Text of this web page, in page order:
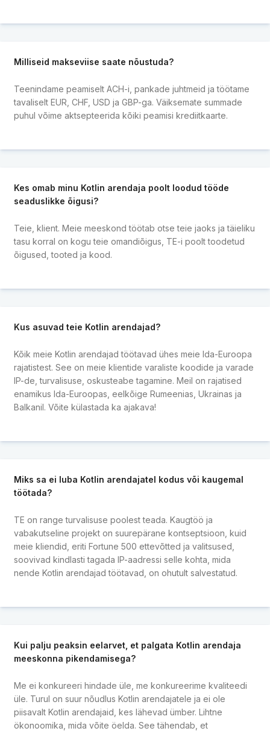
Milliseid makseviise saate nõustuda?
Teenindame peamiselt ACH-i, pankade juhtmeid ja töötame
tavaliselt EUR, CHF, USD ja GBP-ga. Väiksemate summade
puhul võime aktsepteerida kõiki peamisi krediitkaarte.
Kes omab minu Kotlin arendaja poolt loodud tööde
seaduslikke õigusi?
Teie, klient. Meie meeskond töötab otse teie jaoks ja täieliku
tasu korral on kogu teie omandiõigus, TE-i poolt toodetud
õigused, tooted ja kood.
Kus asuvad teie Kotlin arendajad?
Kõik meie Kotlin arendajad töötavad ühes meie Ida-Euroopa
rajatistest. See on meie klientide varaliste koodide ja varade
IP-de, turvalisuse, oskusteabe tagamine. Meil on rajatised
enamikus Ida-Euroopas, eelkõige Rumeenias, Ukrainas ja
Balkanil. Võite külastada ka ajakava!
Miks sa ei luba Kotlin arendajatel kodus või kaugemal
töötada?
TE on range turvalisuse poolest teada. Kaugtöö ja
vabakutseline projekt on suurepärane kontseptsioon, kuid
meie kliendid, eriti Fortune 500 ettevõtted ja valitsused,
soovivad kindlasti tagada IP-aadressi selle kohta, mida
nende Kotlin arendajad töötavad, on ohutult salvestatud.
Kui palju peaksin eelarvet, et palgata Kotlin arendaja
meeskonna pikendamisega?
Me ei konkureeri hindade üle, me konkureerime kvaliteedi
üle. Turul on suur nõudlus Kotlin arendajatele ja ei ole
piisavalt Kotlin arendajaid, kes lähevad ümber. Lihtne
ökonoomika, mida võite öelda. See tähendab, et